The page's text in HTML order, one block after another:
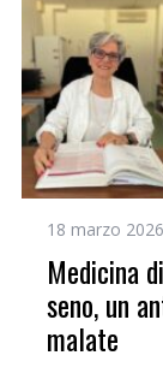
18 marzo 2026
Medicina
seno, un
malate